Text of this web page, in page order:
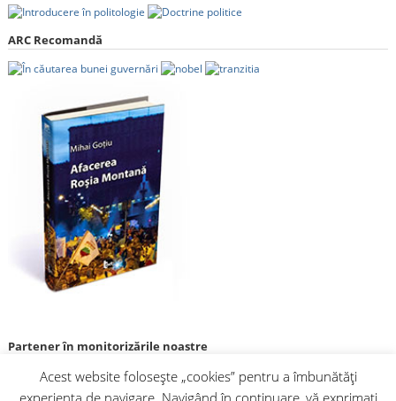
ARC Recomandă
Partener în monitorizările noastre
Acest website folosește „cookies” pentru a îmbunătăți
experiența de navigare. Navigând în continuare, vă exprimați